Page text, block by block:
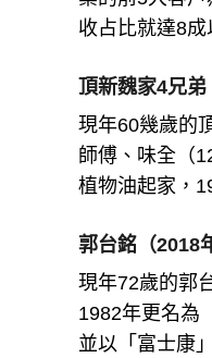
收占比就達8成
頂新魏家4兄弟
現年60幾歲的
師傅、味全（
植物油起家，
郭台銘（2018
現年72歲的郭
1982年更名為
並以「富士康